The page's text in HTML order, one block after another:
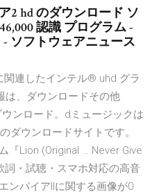
2 hd のダウンロード ソ
認識 プログラム -
- ソフトウェアニュース
連したインテル® uhd グラ
は、ダウンロードその他
ンロード。dミュージックは
ダウンロードサイトです。
『Lion (Original … Never Give
・試聴・スマホ対応の高音
ンパイアllに関する画像が0